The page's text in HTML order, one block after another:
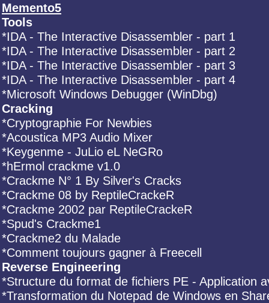
Memento5
Tools
*IDA - The Interactive Disassembler - part 1
*IDA - The Interactive Disassembler - part 2
*IDA - The Interactive Disassembler - part 3
*IDA - The Interactive Disassembler - part 4
*Microsoft Windows Debugger (WinDbg)
Cracking
*Cryptographie For Newbies
*Acoustica MP3 Audio Mixer
*Keygenme - JuLio eL NeGRo
*hErmol crackme v1.0
*Crackme N° 1 By Silver's Cracks
*Crackme 08 by ReptileCrackeR
*Crackme 2002 par ReptileCrackeR
*Spud's Crackme1
*Crackme2 du Malade
*Comment toujours gagner à Freecell
Reverse Engineering
*Structure du format de fichiers PE - Application
*Transformation du Notepad de Windows en